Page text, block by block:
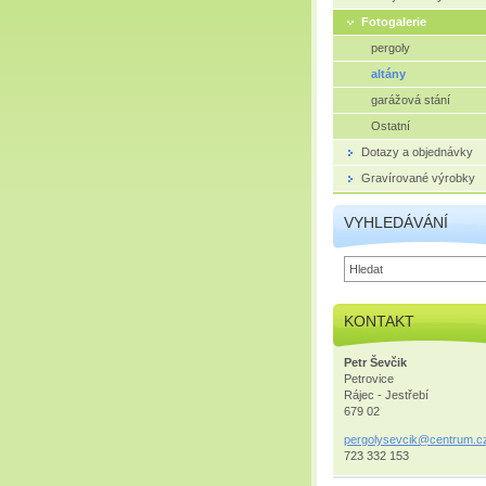
Fotogalerie
pergoly
altány
garážová stání
Ostatní
Dotazy a objednávky
Gravírované výrobky
VYHLEDÁVÁNÍ
KONTAKT
Petr Ševčik
Petrovice
Rájec - Jestřebí
679 02
pergolysevcik@ce
723 332 153